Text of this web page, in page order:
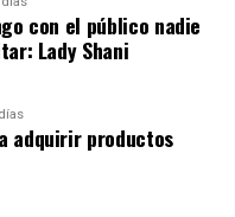
con el público nadie
Lady Shani
adquirir productos